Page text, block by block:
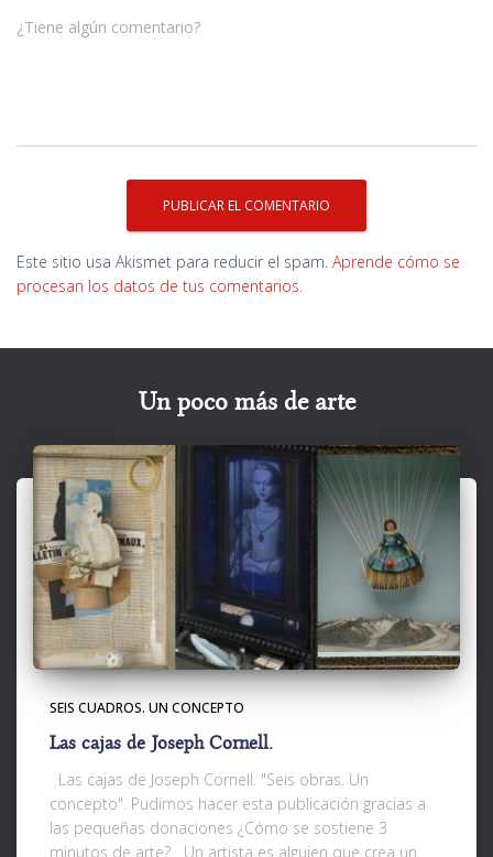
¿Tiene algún comentario?
Este sitio usa Akismet para reducir el spam. Aprende cómo se
procesan los datos de tus comentarios.
Un poco más de arte
SEIS CUADROS. UN CONCEPTO
Las cajas de Joseph Cornell.
Las cajas de Joseph Cornell. "Seis obras. Un
concepto". Pudimos hacer esta publicación gracias a
las pequeñas donaciones ¿Cómo se sostiene 3
minutos de arte? Un artista es alguien que crea un